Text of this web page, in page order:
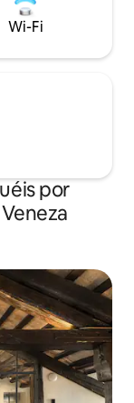
hosts 12 guests
charming en
Wi-Fi
por